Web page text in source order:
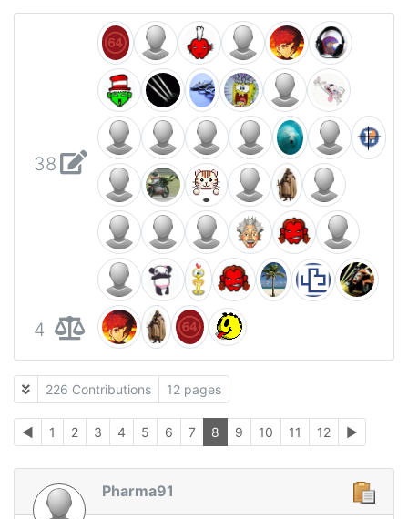
38
4
226 Contributions 12 pages
◄ 1 2 3 4 5 6 7 8 9 10 11 12 ►
Pharma91